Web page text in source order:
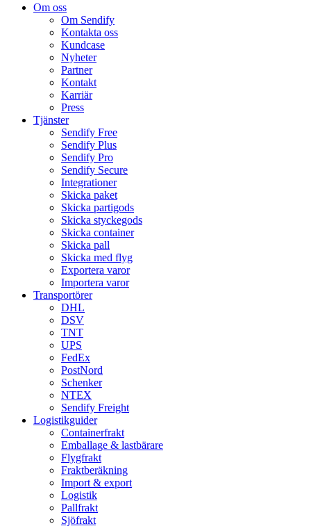
Om oss
Om Sendify
Kontakta oss
Kundcase
Nyheter
Partner
Kontakt
Karriär
Press
Tjänster
Sendify Free
Sendify Plus
Sendify Pro
Sendify Secure
Integrationer
Skicka paket
Skicka partigods
Skicka styckegods
Skicka container
Skicka pall
Skicka med flyg
Exportera varor
Importera varor
Transportörer
DHL
DSV
TNT
UPS
FedEx
PostNord
Schenker
NTEX
Sendify Freight
Logistikguider
Containerfrakt
Emballage & lastbärare
Flygfrakt
Fraktberäkning
Import & export
Logistik
Pallfrakt
Sjöfrakt